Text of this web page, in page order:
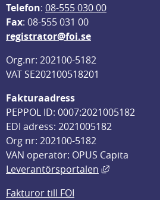
Telefon: 08-555 030 00
Fax: 08-555 031 00
registrator@foi.se
Org.nr: 202100-5182
VAT SE202100518201
Fakturaadress
PEPPOL ID: 0007:2021005182
EDI adress: 2021005182
Org nr: 202100-5182
VAN operatör: OPUS Capita
Leverantörsportalen
Länk till
Fakturor till FOI